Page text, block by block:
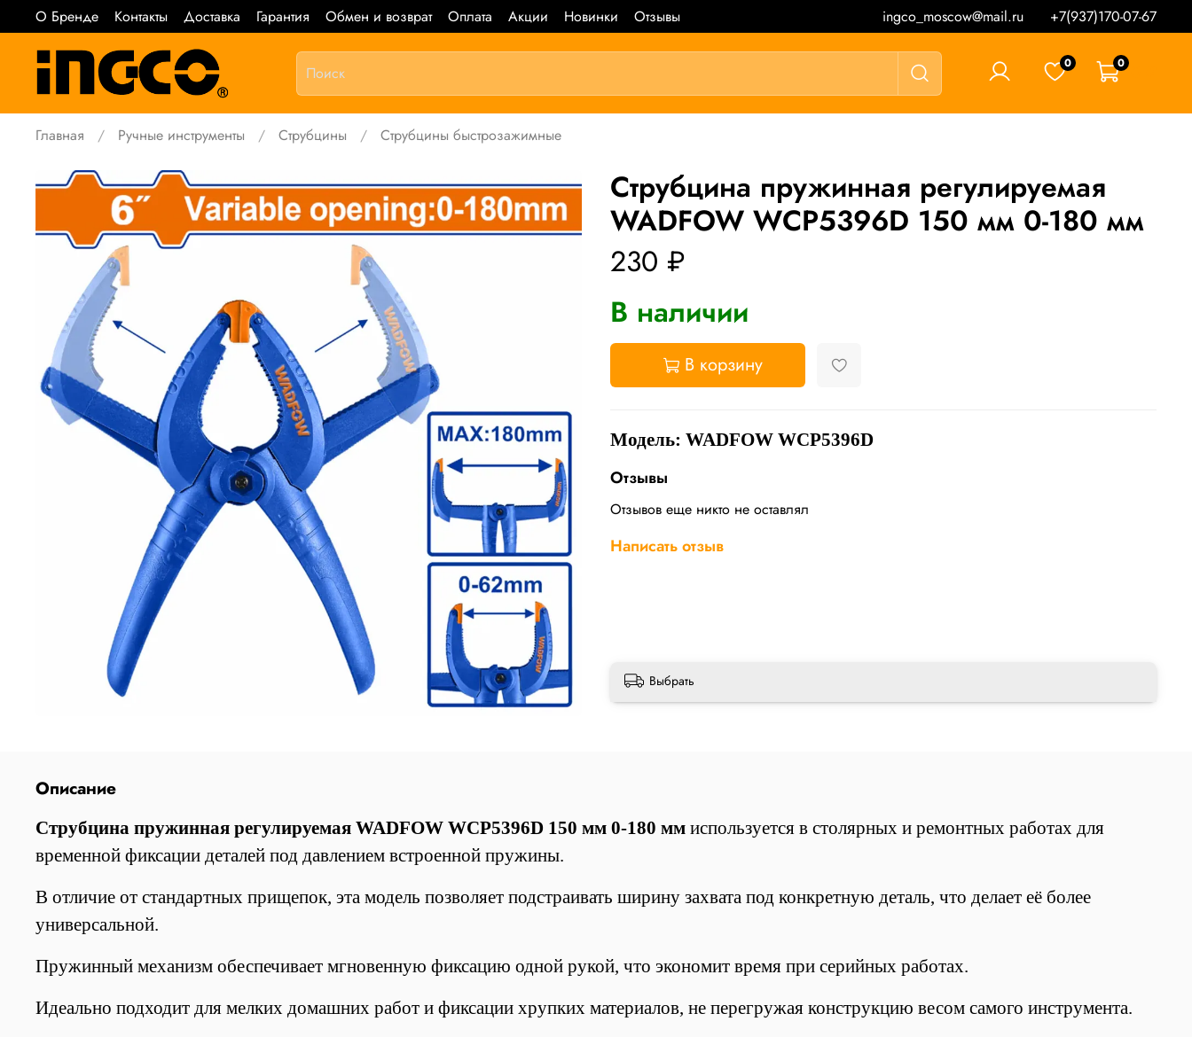
О Бренде Контакты Доставка Гарантия Обмен и возврат Оплата Акции Новинки Отзывы ingco_moscow@mail.ru +7(937)170-07-67
0 0
Главная Ручные инструменты Струбцины Струбцины быстрозажимные
Струбцина пружинная регулируемая
WADFOW WCP5396D 150 мм 0-180 мм
230 ₽
В наличии
В корзину
Модель: WADFOW WCP5396D
Отзывы
Отзывов еще никто не оставлял
Написать отзыв
Выбрать
Описание
Струбцина пружинная регулируемая WADFOW WCP5396D 150 мм 0-180 мм используется в столярных и ремонтных работах для
временной фиксации деталей под давлением встроенной пружины.
В отличие от стандартных прищепок, эта модель позволяет подстраивать ширину захвата под конкретную деталь, что делает её более
универсальной.
Пружинный механизм обеспечивает мгновенную фиксацию одной рукой, что экономит время при серийных работах.
Идеально подходит для мелких домашних работ и фиксации хрупких материалов, не перегружая конструкцию весом самого инструмента.